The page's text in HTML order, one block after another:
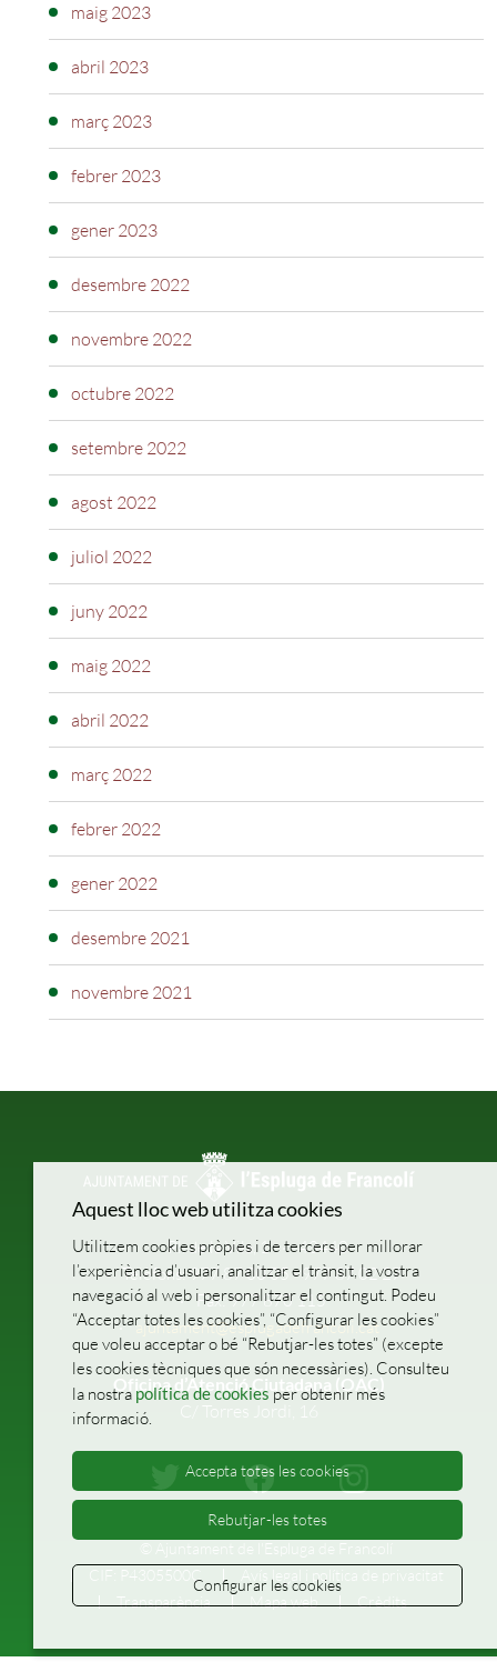
maig 2023
abril 2023
març 2023
febrer 2023
gener 2023
desembre 2022
novembre 2022
octubre 2022
setembre 2022
agost 2022
juliol 2022
juny 2022
maig 2022
abril 2022
març 2022
febrer 2022
gener 2022
desembre 2021
novembre 2021
Pl. de la Vila, 1
43440
Telèfons: 977 87 00 05 - 977 87 02 27
Fax: 977 870 115
ajuntament@esplugadefrancoli.cat
Oficina d’Atenció Ciutadana (OAC)
Avís legal i política de privacitat
Transparència
Mapa web Crèdits
Aquest lloc web utilitza cookies
Utilitzem cookies pròpies i de tercers per millorar
l’experiència d’usuari, analitzar el trànsit, la vostra
navegació al web i personalitzar el contingut. Podeu
“Acceptar totes les cookies”, “Configurar les cookies”
que voleu acceptar o bé “Rebutjar-les totes” (excepte
les cookies tècniques que són necessàries). Consulteu
la nostra política de cookies per obtenir més
informació.
Accepta totes les cookies
Rebutjar-les totes
Configurar les cookies